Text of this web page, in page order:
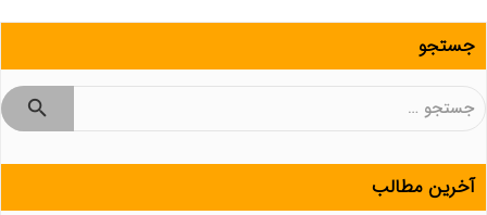
جستجو
جستجو
آخرین مطالب